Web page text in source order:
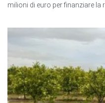
milioni di euro per finanziare la